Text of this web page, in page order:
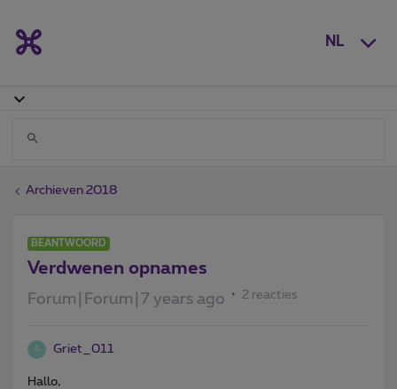
NL
Archieven 2018
BEANTWOORD
Verdwenen opnames
Forum|Forum|7 years ago 2 reacties
G Griet_011
Hallo,